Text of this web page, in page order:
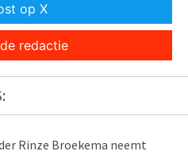
op X
redactie
Rinze Broekema neemt